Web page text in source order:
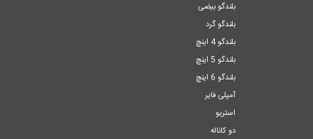
بلندگو بیضی
بلندگو گرد
بلندگو 4 اینچ
بلندگو 5 اینچ
بلندگو 6 اینچ
آمپلی فایر
استریو
دو کاناله